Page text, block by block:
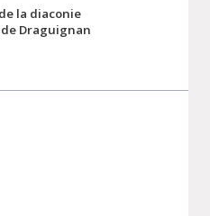
la diaconie
Draguignan